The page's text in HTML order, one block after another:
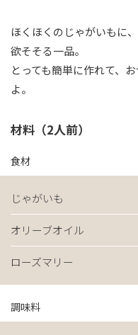
ほくほくのじゃがいもに
欲そそる一品。
とっても簡単に作れて、
よ。
材料（2人前）
食材
じゃがいも
オリーブオイル
ローズマリー
調味料